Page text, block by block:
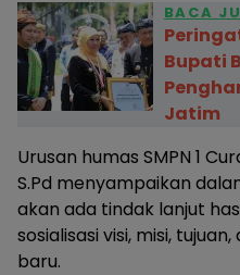
BACA
Bupati
Jatim
Urusan humas SMPN 1
S.Pd menyampaikan
akan ada tindak lanjut
sosialisasi visi, misi,
baru.